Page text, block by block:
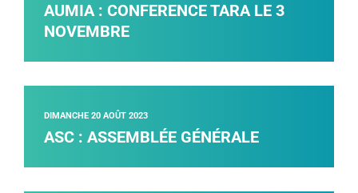
AUMIA : CONFERENCE TARA LE 3
NOVEMBRE
ASC : ASSEMBLÉE GÉNÉRALE
DIMANCHE 20 AOÛT 2023